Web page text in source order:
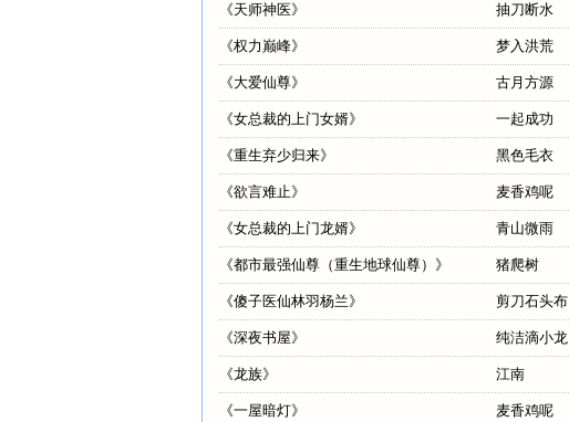
《天师神医》 抽刀断水
《权力巅峰》 梦入洪荒
《大爱仙尊》 古月方源
《女总裁的上门女婿》 一起成功
《重生弃少归来》 黑色毛衣
《欲言难止》 麦香鸡呢
《女总裁的上门龙婿》 青山微雨
《都市最强仙尊（重生地球仙尊） 》 猪爬树
《傻子医仙林羽杨兰》 剪刀石头布
《深夜书屋》 纯洁滴小龙
《龙族》 江南
《一屋暗灯》 麦香鸡呢